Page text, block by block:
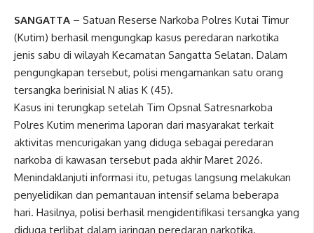
SANGATTA – Satuan Reserse Narkoba Polres Kutai Timur
(Kutim) berhasil mengungkap kasus peredaran narkotika
jenis sabu di wilayah Kecamatan Sangatta Selatan. Dalam
pengungkapan tersebut, polisi mengamankan satu orang
tersangka berinisial N alias K (45).
Kasus ini terungkap setelah Tim Opsnal Satresnarkoba
Polres Kutim menerima laporan dari masyarakat terkait
aktivitas mencurigakan yang diduga sebagai peredaran
narkoba di kawasan tersebut pada akhir Maret 2026.
Menindaklanjuti informasi itu, petugas langsung melakukan
penyelidikan dan pemantauan intensif selama beberapa
hari. Hasilnya, polisi berhasil mengidentifikasi tersangka yang
diduga terlibat dalam jaringan peredaran narkotika.